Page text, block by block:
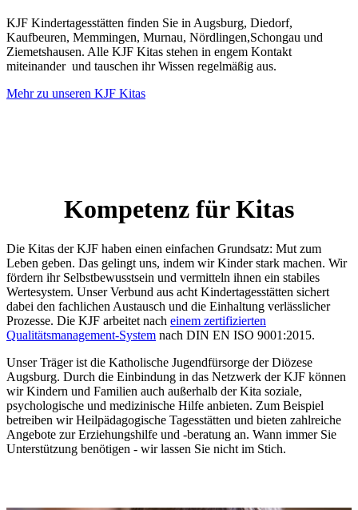
KJF Kindertagesstätten finden Sie in Augsburg, Diedorf,
Kaufbeuren, Memmingen, Murnau, Nördlingen,Schongau und
Ziemetshausen. Alle KJF Kitas stehen in engem Kontakt
miteinander und tauschen ihr Wissen regelmäßig aus.
Mehr zu unseren KJF Kitas
Kompetenz für Kitas
Die Kitas der KJF haben einen einfachen Grundsatz: Mut zum
Leben geben. Das gelingt uns, indem wir Kinder stark machen. Wir
fördern ihr Selbstbewusstsein und vermitteln ihnen ein stabiles
Wertesystem. Unser Verbund aus acht Kindertagesstätten sichert
dabei den fachlichen Austausch und die Einhaltung verlässlicher
Prozesse. Die KJF arbeitet nach einem zertifizierten
Qualitätsmanagement-System nach DIN EN ISO 9001:2015.
Unser Träger ist die Katholische Jugendfürsorge der Diözese
Augsburg. Durch die Einbindung in das Netzwerk der KJF können
wir Kindern und Familien auch außerhalb der Kita soziale,
psychologische und medizinische Hilfe anbieten. Zum Beispiel
betreiben wir Heilpädagogische Tagesstätten und bieten zahlreiche
Angebote zur Erziehungshilfe und -beratung an. Wann immer Sie
Unterstützung benötigen - wir lassen Sie nicht im Stich.